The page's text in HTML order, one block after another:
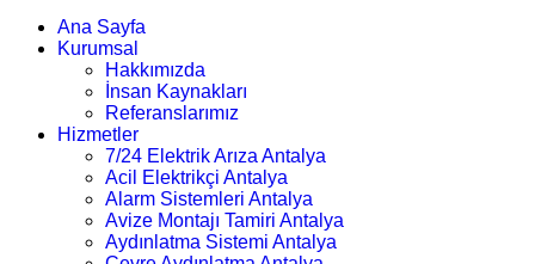
Ana Sayfa
Kurumsal
Hakkımızda
İnsan Kaynakları
Referanslarımız
Hizmetler
7/24 Elektrik Arıza Antalya
Acil Elektrikçi Antalya
Alarm Sistemleri Antalya
Avize Montajı Tamiri Antalya
Aydınlatma Sistemi Antalya